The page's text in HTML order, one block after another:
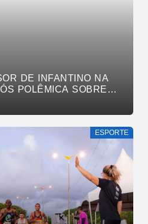
DE INFANTINO NA
POLÊMICA SOBRE
E BOICOTE DA
ESPORTE